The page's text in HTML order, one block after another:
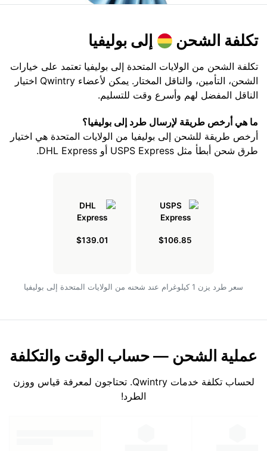
تكلفة الشحن إلى بوليفيا
تكلفة الشحن من الولايات المتحدة إلى بوليفيا تعتمد على خيارات
الشحن، التأمين، والناقل المختار. يمكن لأعضاء Qwintry اختيار
الناقل المفضل لهم وأسرع وقت للتسليم.
ما هي أرخص طريقة لإرسال طرد إلى بوليفيا؟
أرخص طريقة للشحن إلى بوليفيا من الولايات المتحدة هي اختيار
طرق شحن أبطأ مثل USPS Express أو DHL Express.
$106.85
$139.01
سعر طرد يزن 1 كيلوغرام عند شحنه من الولايات المتحدة إلى بوليفيا
عملية الشحن — حساب الوقت والتكلفة
لحساب تكلفة خدمات Qwintry. تحتاجون لمعرفة قياس ووزن
الطرد!